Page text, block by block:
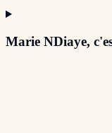
Marie NDiaye,